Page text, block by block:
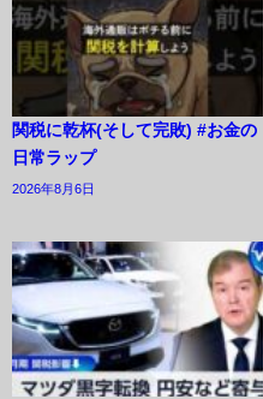
関税に乾杯(そして完敗) #お金の
日常ラップ
2026年8月6日